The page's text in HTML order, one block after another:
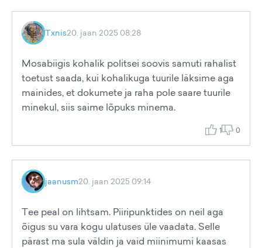
Txnis20. jaan 2025 08:28
Mosabiigis kohalik politsei soovis samuti rahalist
toetust saada, kui kohalikuga tuurile läksime aga
mainides, et dokumete ja raha pole saare tuurile
minekul, siis saime lõpuks minema.
1 0
jaanusm20. jaan 2025 09:14
Tee peal on lihtsam. Piiripunktides on neil aga
õigus su vara kogu ulatuses üle vaadata. Selle
pärast ma sula väldin ja vaid miinimumi kaasas